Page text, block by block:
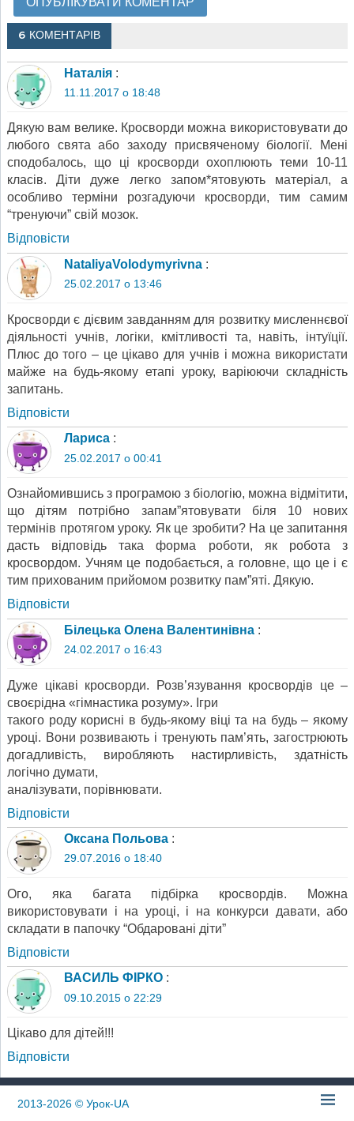
6 КОМЕНТАРІВ
Наталія :
11.11.2017 о 18:48
Дякую вам велике. Кросворди можна використовувати до
любого свята або заходу присвяченому біології. Мені
сподобалось, що ці кросворди охоплюють теми 10-11
класів. Діти дуже легко запом*ятовують матеріал, а
особливо терміни розгадуючи кросворди, тим самим
“тренуючи” свій мозок.
Відповіcти
NataliyaVolodymyrivna :
25.02.2017 о 13:46
Кросворди є дієвим завданням для розвитку мисленнєвої
діяльності учнів, логіки, кмітливості та, навіть, інтуїції.
Плюс до того – це цікаво для учнів і можна використати
майже на будь-якому етапі уроку, варіюючи складність
запитань.
Відповіcти
Лариса :
25.02.2017 о 00:41
Ознайомившись з програмою з біологію, можна відмітити,
що дітям потрібно запам”ятовувати біля 10 нових
термінів протягом уроку. Як це зробити? На це запитання
дасть відповідь така форма роботи, як робота з
кросвордом. Учням це подобається, а головне, що це і є
тим прихованим прийомом розвитку пам”яті. Дякую.
Відповіcти
Білецька Олена Валентинівна :
24.02.2017 о 16:43
Дуже цікаві кросворди. Розв’язування кросвордів це –
своєрідна «гімнастика розуму». Ігри
такого роду корисні в будь-якому віці та на будь – якому
уроці. Вони розвивають і тренують пам’ять, загострюють
догадливість, виробляють настирливість, здатність
логічно думати,
аналізувати, порівнювати.
Відповіcти
Оксана Польова :
29.07.2016 о 18:40
Ого, яка багата підбірка кросвордів. Можна
використовувати і на уроці, і на конкурси давати, або
складати в папочку “Обдаровані діти”
Відповіcти
ВАСИЛЬ ФІРКО :
09.10.2015 о 22:29
Цікаво для дітей!!!
Відповіcти
2013-2026© Урок-UA